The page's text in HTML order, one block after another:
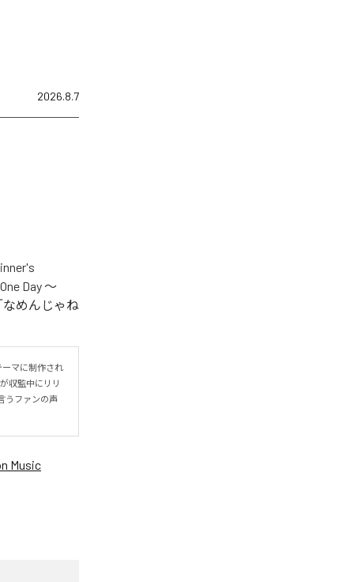
2026.8.7
Day ～
「なめんじゃね
ーマに制作され
収監中にリリ
うファンの声
Music